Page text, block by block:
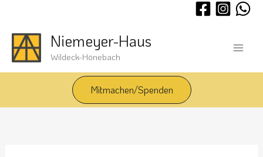
springen
Niemeyer-Haus
Wildeck-Hönebach
Mitmachen/Spenden